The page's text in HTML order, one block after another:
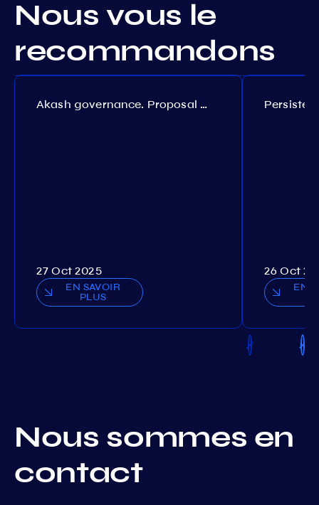
Nous vous le
recommandons
Akash governance. Proposal №308
27 Oct 2025
EN SAVOIR
PLUS
26 Oct
EN
Nous sommes en
contact